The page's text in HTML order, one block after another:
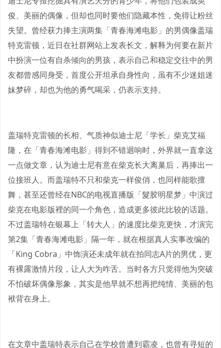
俊、美丽的偶像，但却也同时要他们隐藏本性，免得让粉丝
失望。曾经获力捧主演两集「青春海滩电影」的男偶像盖瑞
特克雷顿，近日在社群网站上发表长文，解释为何要在新片
中扮演一位有自杀倾向的男孩，表示自己和稳定交往中的男
友都曾感同身受，首度公开坦承自身性向，虽有不少迷姐迷
妹梦碎，却也为他的勇气喝采，仍表示支持。
盖瑞特克雷顿的长相、气质神似迪士尼「学长」柴克艾福
隆，在「青春海滩电影」得到不错迴响时，外界就一直拿这
一点做文章，认为迪士尼有意在柴克长大离巢后，再捧出一
位接班人。而盖瑞特不只和柴克一样俊俏，也同样能歌擅
舞，甚至还曾经在NBC的电视直播版「髮胶明星梦」中演过
柴克在电影版裡的同一个角色，造成更多彼此比较的话题。
不过盖瑞特在银幕上「转大人」的速度比柴克更快，才演完
第2集「青春海滩电影」隔一年，就在根据真人实事改编的
「King Cobra」中饰演还未成年就在拍同志A片的男优，更
有裸露激情片段，让人大为咋舌。当时各方只觉得他为突破
不怕破坏偶像形象，其实是他早就不想再把纯情、美丽的包
袱背在身上。
在文章中盖瑞特表示自己在学校曾遭到霸凌，也曾有寻短的